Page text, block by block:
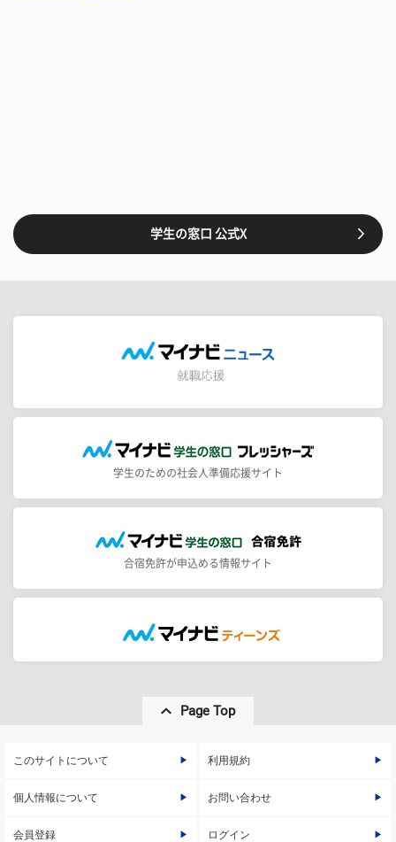
学生の窓口 公式X
学生のための社会人準備応援サイト
合宿免許が申込める情報サイト
Page Top
このサイトについて 利用規約
個人情報について お問い合わせ
会員登録 ログイン